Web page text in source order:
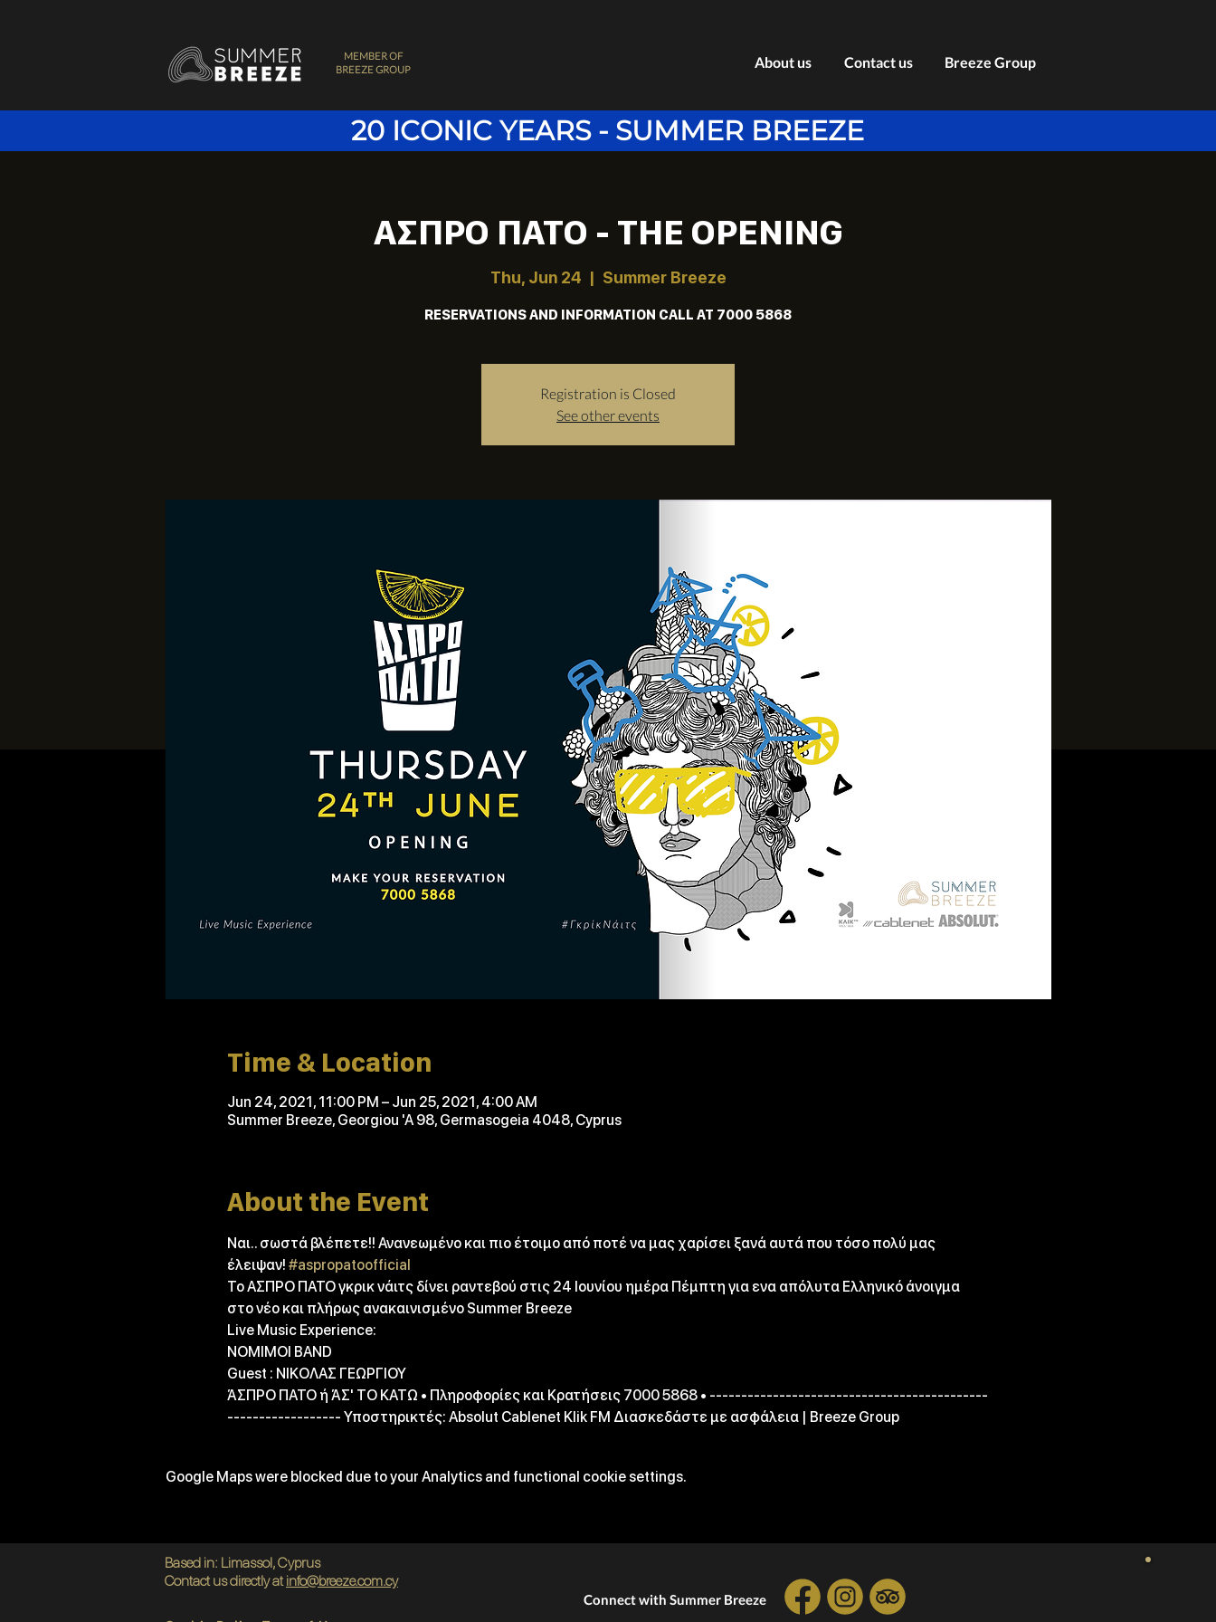
MEMBER OF
BREEZE GROUP
About us Contact us Breeze Group
20 ICONIC YEARS - SUMMER BREEZE
ΑΣΠΡΟ ΠΑΤΟ - THE OPENING
Thu, Jun 24
  |
Summer Breeze
RESERVATIONS AND INFORMATION CALL AT 7000 5868
Registration is Closed
See other events
Time & Location
Jun 24, 2021, 11:00 PM – Jun 25, 2021, 4:00 AM
Summer Breeze, Georgiou 'A 98, Germasogeia 4048, Cyprus
About the Event
Ναι.. σωστά βλέπετε!! Ανανεωμένο και πιο έτοιμο από ποτέ να μας χαρίσει ξανά αυτά που τόσο πολύ μας
έλειψαν! #aspropatoofficial
Το ΑΣΠΡΟ ΠΑΤΟ γκρικ νάιτς δίνει ραντεβού στις 24 Ιουνίου ημέρα Πέμπτη για ενα απόλυτα Ελληνικό άνοιγμα
στο νέο και πλήρως ανακαινισμένο Summer Breeze
Live Music Experience:
NOMIMOI BAND
Guest : ΝΙΚΟΛΑΣ ΓΕΩΡΓΙΟΥ
ΆΣΠΡΟ ΠΑΤΟ ή ΆΣ' ΤO ΚΑΤΩ • Πληροφορίες και Κρατήσεις 7000 5868 • --------------------------------------------
------------------ Υποστηρικτές: Absolut Cablenet Klik FM Διασκεδάστε με ασφάλεια | Breeze Group
Google Maps were blocked due to your Analytics and functional cookie settings.
Based in: Limassol, Cyprus
Contact us directly atinfo@breeze.com.cy
Connect with Summer Breeze